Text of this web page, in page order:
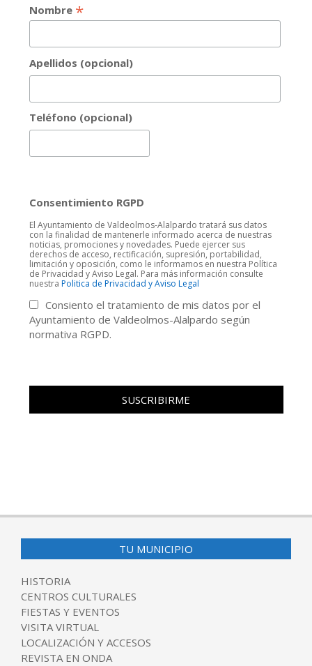
Nombre *
Apellidos (opcional)
Teléfono (opcional)
Consentimiento RGPD
El Ayuntamiento de Valdeolmos-Alalpardo tratará sus datos
con la finalidad de mantenerle informado acerca de nuestras
noticias, promociones y novedades. Puede ejercer sus
derechos de acceso, rectificación, supresión, portabilidad,
limitación y oposición, como le informamos en nuestra Política
de Privacidad y Aviso Legal. Para más información consulte
nuestra Politica de Privacidad y Aviso Legal
Consiento el tratamiento de mis datos por el
Ayuntamiento de Valdeolmos-Alalpardo según
normativa RGPD.
TU MUNICIPIO
HISTORIA
CENTROS CULTURALES
FIESTAS Y EVENTOS
VISITA VIRTUAL
LOCALIZACIÓN Y ACCESOS
REVISTA EN ONDA